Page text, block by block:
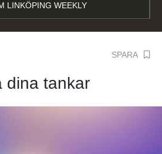
LINKÖPING WEEKLY
SPARA
dina tankar